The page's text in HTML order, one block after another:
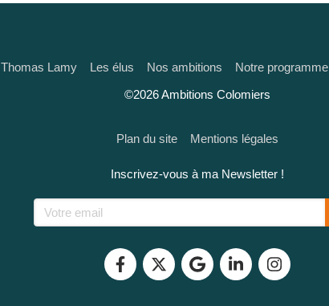
Thomas Lamy Les élus Nos ambitions Notre programme
©2026 Ambitions Colomiers
Plan du site Mentions légales
Inscrivez-vous à ma Newsletter !
Votre email